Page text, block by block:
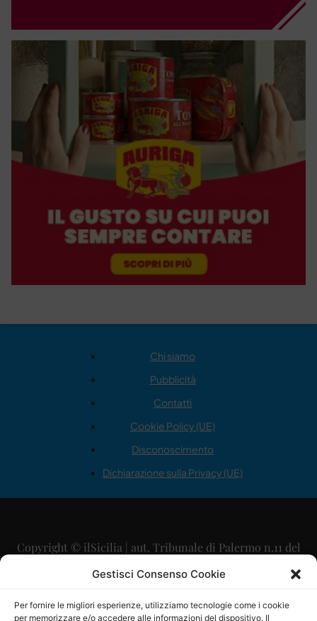
Gestisci Consenso Cookie
Per fornire le migliori esperienze, utilizziamo tecnologie come i cookie
per memorizzare e/o accedere alle informazioni del dispositivo. Il
Chi siamo
Pubblicità
Contatti
Cookie Policy (UE)
Disconoscimento
Dichiarazione sulla Privacy (UE)
Copyright © ilSicilia | aut. Tribunale di Palermo n.11 del
29/09/2015